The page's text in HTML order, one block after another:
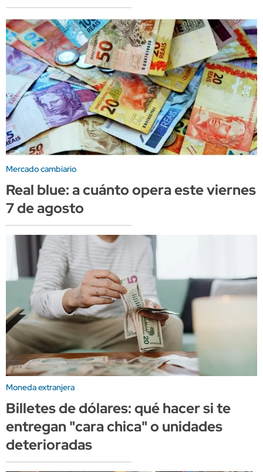
Mercado cambiario
Real blue: a cuánto opera este viernes
7 de agosto
Moneda extranjera
Billetes de dólares: qué hacer si te
entregan "cara chica" o unidades
deterioradas